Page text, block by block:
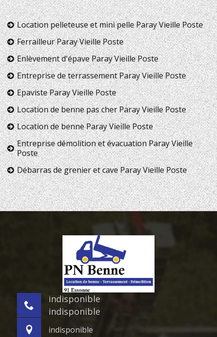
Location pelleteuse et mini pelle Paray Vieille Poste
Ferrailleur Paray Vieille Poste
Enlèvement d'épave Paray Vieille Poste
Entreprise de terrassement Paray Vieille Poste
Epaviste Paray Vieille Poste
Location de benne pas cher Paray Vieille Poste
Location de benne Paray Vieille Poste
Entreprise démolition et évacuation Paray Vieille
Poste
Débarras de grenier et cave Paray Vieille Poste
indisponible
indisponible
indisponible